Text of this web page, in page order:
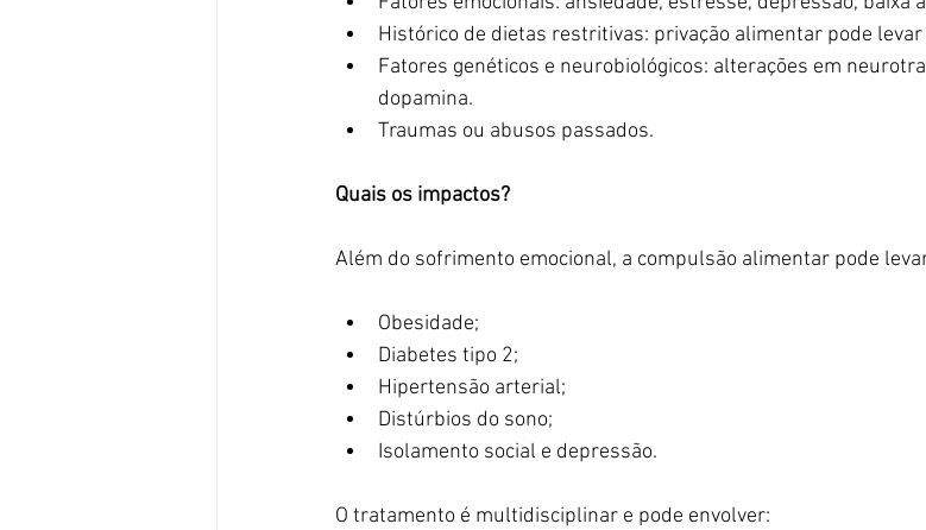
Histórico de dietas restritivas: privação alimentar pode
Fatores genéticos e neurobiológicos: alterações em
dopamina.
Traumas ou abusos passados.
Quais os impactos?
Além do sofrimento emocional, a compulsão alimentar pode
Obesidade;
Diabetes tipo 2;
Hipertensão arterial;
Distúrbios do sono;
Isolamento social e depressão.
O tratamento é multidisciplinar e pode envolver: